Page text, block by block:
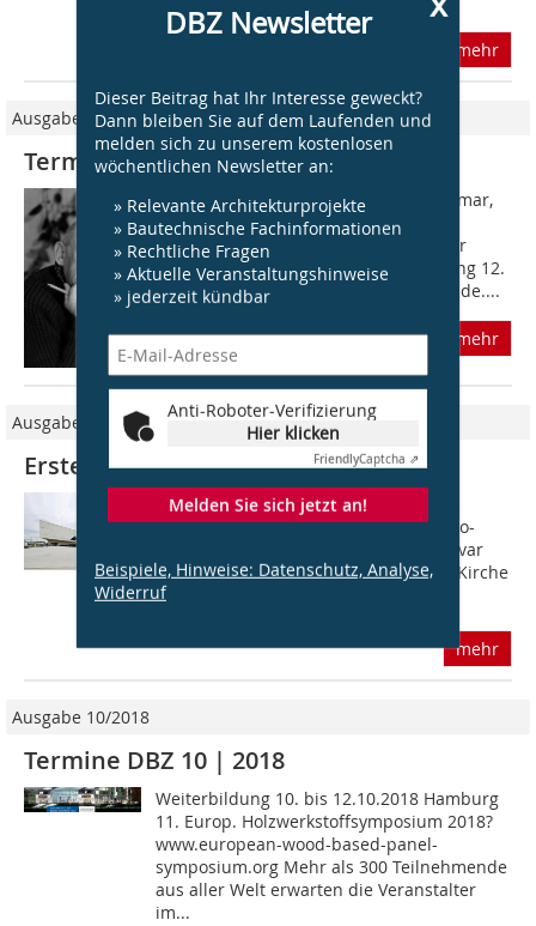
DBZ Newsletter
Dieser Beitrag hat Ihr Interesse geweckt?
Dann bleiben Sie auf dem Laufenden und
melden sich zu unserem kostenlosen
wöchentlichen Newsletter an:
» Relevante Architekturprojekte
» Bautechnische Fachinformationen
» Rechtliche Fragen
» Aktuelle Veranstaltungshinweise
» jederzeit kündbar
Anti-Roboter-Verifizierung
Hier klicken
FriendlyCaptcha ⇗
Melden Sie sich jetzt an!
Beispiele, Hinweise: Datenschutz, Analyse,
Widerruf
mehr
Ausgabe 07/2012
Termine DBZ 7/12
Weiterbildung 12. bis 15.07.2012, Weimar,
summaery 2012, www.uni-
weimar.de/summaery Jahresschau der
Bauhaus-Universität Weimar. Eröffnung 12.
Juli 2012, 16 Uhr vor dem Hauptgebäude....
mehr
Ausgabe 09/2022
Erste Alvar Aalto Week in Wolfsburg
Vor 60 Jahren wurde in Wolfsburg das
Kulturzentrum, das heutige Alvar-Aalto-
Kulturhaus, eröffnet. Der Architekt: Alvar
Aalto (18981976). Mit der Heilig-Geist Kirche
(1962) und dem Gemeindezentrum...
mehr
Ausgabe 10/2018
Termine DBZ 10 | 2018
Weiterbildung 10. bis 12.10.2018 Hamburg
11. Europ. Holzwerkstoffsymposium 2018?
www.european-wood-based-panel-
symposium.org Mehr als 300 Teilnehmende
aus aller Welt erwarten die Veranstalter
im...